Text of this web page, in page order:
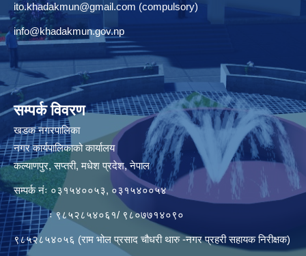
ito.khadakmun@gmail.com (compulsory)
info@khadakmun.gov.np
सम्पर्क विवरण
खडक नगरपालिका
नगर कार्यपालिकाको कार्यालय
कल्याणपुर, सप्तरी, मधेश प्रदेश, नेपाल
सम्पर्क नंः ०३१५४००५३, ०३१५४००५४
ः ९८५२८५४०६१/ ९८०७७१४०९०
९८५२८५४०५६ (राम भोल प्रसाद चौधरी थारु -नगर प्रहरी सहायक निरीक्षक)